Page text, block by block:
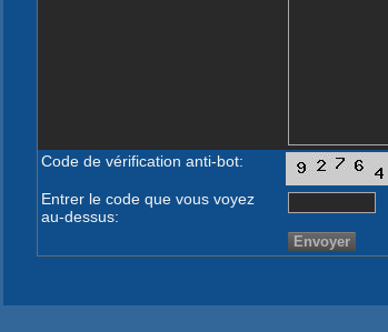
Code de vérification anti-bot:
Entrer le code que vous voyez
au-dessus: